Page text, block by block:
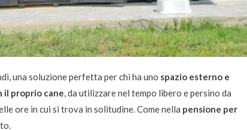
una soluzione perfetta per chi ha uno spazio esterno e
il proprio cane, da utilizzare nel tempo libero e persino da
ore in cui si trova in solitudine. Come nella pensione per